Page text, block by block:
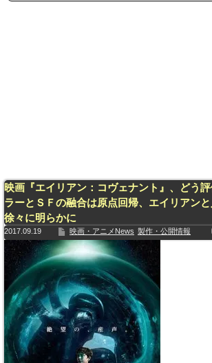
映画『エイリアン：コヴェナント』、どう
ラーとＳＦの融合は原点回帰、エイリアン
徐々に明らかに
2017.09.19 映画・アニメNews 製作・公開情報